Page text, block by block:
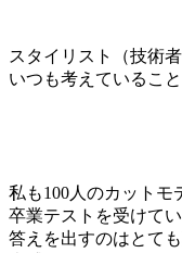
スタイリスト（技術
いつも考えていること
私も100人のカットモ
卒業テストを受けて
答えを出すのはとて